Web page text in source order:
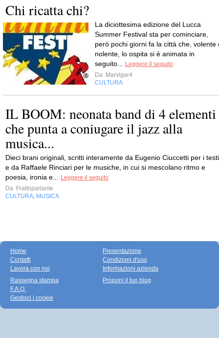
Chi ricatta chi?
La diciottesima edizione del Lucca
Summer Festival sta per cominciare,
però pochi giorni fa la città che, volente
nolente, lo ospita si è animata in
seguito...
Leggere il seguito
Da Marvigar4
CULTURA
IL BOOM: neonata band di 4 elementi
che punta a coniugare il jazz alla
musica...
Dieci brani originali, scritti interamente da Eugenio Ciuccetti per i testi
e da Raffaele Rinciari per le musiche, in cui si mescolano ritmo e
poesia, ironia e...
Leggere il seguito
Da Fraltoparlante
CULTURA MUSICA
Home
Contatti
Lavora con noi
Presentazione
Condizioni d'uso
Informazioni azienda
Rassegna stampa
F.A.Q.
Gestisci i cookie
Proponi il tuo blog